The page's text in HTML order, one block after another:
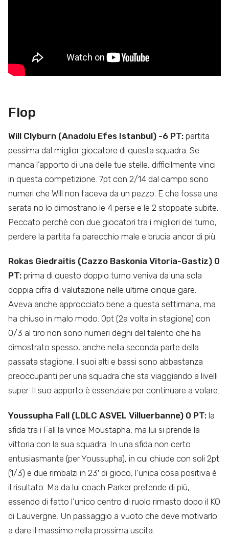
Flop
Will Clyburn (Anadolu Efes Istanbul) -6 PT: partita
pessima dal miglior giocatore di questa squadra. Se
manca l’apporto di una delle tue stelle, difficilmente vinci
in questa competizione. 7pt con 2/14 dal campo sono
numeri che Will non faceva da un pezzo. E che fosse una
serata no lo dimostrano le 4 perse e le 2 stoppate subite.
Peccato perchè con due giocatori tra i migliori del turno,
perdere la partita fa parecchio male e brucia ancor di più.
Rokas Giedraitis (Cazzo Baskonia Vitoria-Gastiz) 0
PT: prima di questo doppio turno veniva da una sola
doppia cifra di valutazione nelle ultime cinque gare.
Aveva anche approcciato bene a questa settimana, ma
ha chiuso in malo modo. 0pt (2a volta in stagione) con
0/3 al tiro non sono numeri degni del talento che ha
dimostrato spesso, anche nella seconda parte della
passata stagione. I suoi alti e bassi sono abbastanza
preoccupanti per una squadra che sta viaggiando a livelli
super. Il suo apporto è essenziale per continuare a volare.
Youssupha Fall (LDLC ASVEL Villuerbanne) 0 PT: la
sfida tra i Fall la vince Moustapha, ma lui si prende la
vittoria con la sua squadra. In una sfida non certo
entusiasmante (per Youssupha), in cui chiude con soli 2pt
(1/3) e due rimbalzi in 23′ di gioco, l’unica cosa positiva è
il risultato. Ma da lui coach Parker pretende di più,
essendo di fatto l’unico centro di ruolo rimasto dopo il KO
di Lauvergne. Un passaggio a vuoto che deve motivarlo
a dare il massimo nella prossima uscita.